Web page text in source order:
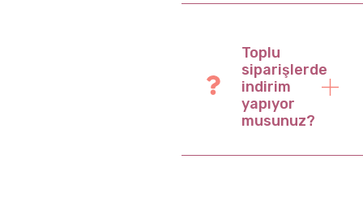
Toplu
siparişlerde
indirim
yapıyor
musunuz?